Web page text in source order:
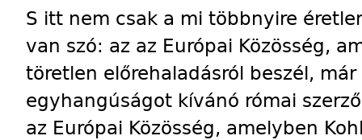
S itt nem csak a mi többnyire
van szó: az az Európai Közösség,
töretlen előrehaladásról beszél,
egyhangúságot kívánó római
az Európai Közösség, amelyben